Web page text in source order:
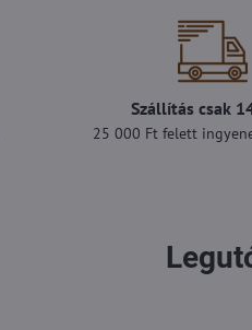
Szállítás csak
25 000 Ft felett